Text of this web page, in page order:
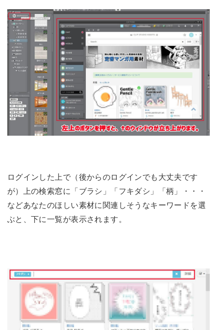
ログインした上で（後からのログインでも大丈夫です
が）上の検索窓に「ブラシ」「フキダシ」「柄」・・・
などあなたのほしい素材に関連しそうなキーワードを選
ぶと、下に一覧が表示されます。